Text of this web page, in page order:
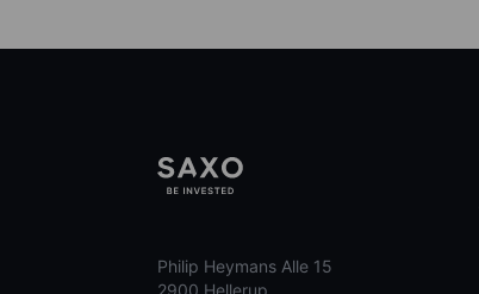
Philip Heymans Alle 15